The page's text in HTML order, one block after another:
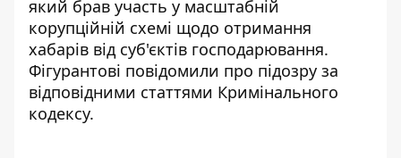
який брав участь у масштабній
корупційній схемі щодо отримання
хабарів від суб'єктів господарювання.
Фігурантові повідомили про підозру за
відповідними статтями Кримінального
кодексу.